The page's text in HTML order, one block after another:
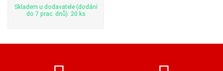
Skladem u dodavatele (dodání
do 7 prac. dnů): 20 ks